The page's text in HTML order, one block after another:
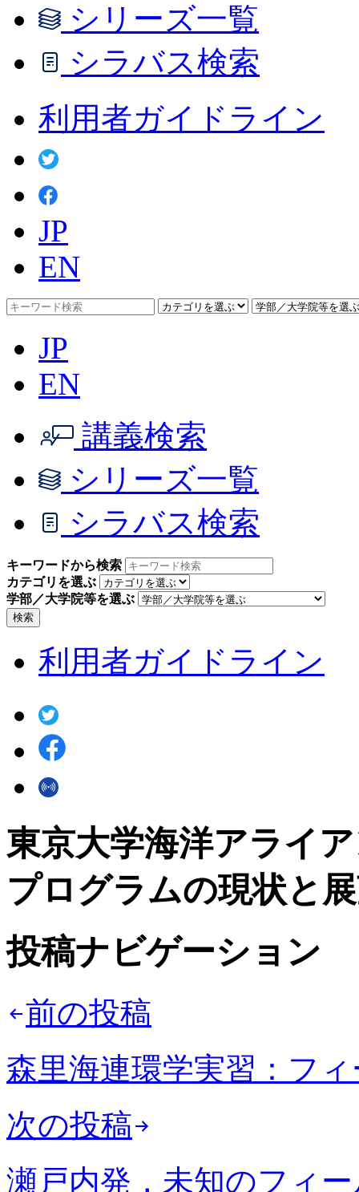
シリーズ一覧
シラバス検索
利用者ガイドライン
JP
EN
JP
EN
講義検索
シリーズ一覧
シラバス検索
キーワードから検索
カテゴリを選ぶ
学部／大学院等を選ぶ
検索
利用者ガイドライン
東京大学海洋アライ
プログラムの現状と
投稿ナビゲーション
前の投稿
森里海連環学実習：フ
次の投稿
瀬戸内発，未知のフィ